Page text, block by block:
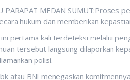
PARAPAT MEDAN SUMUT:Proses
hukum dan memberikan
pertama kali terdeteksi melalui
tersebut langsung dilaporkan
polisi.
atau BNI menegaskan